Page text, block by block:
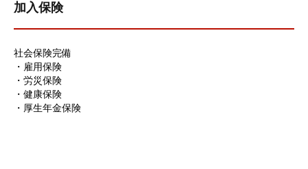
加入保険
社会保険完備
・雇用保険
・労災保険
・健康保険
・厚生年金保険